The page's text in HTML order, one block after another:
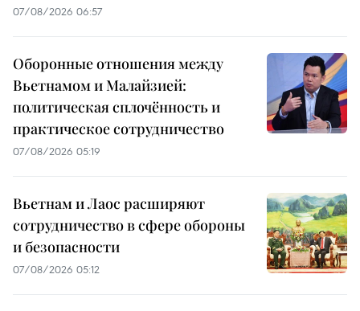
07/08/2026 06:57
Оборонные отношения между
Вьетнамом и Малайзией:
политическая сплочённость и
практическое сотрудничество
07/08/2026 05:19
Вьетнам и Лаос расширяют
сотрудничество в сфере обороны
и безопасности
07/08/2026 05:12